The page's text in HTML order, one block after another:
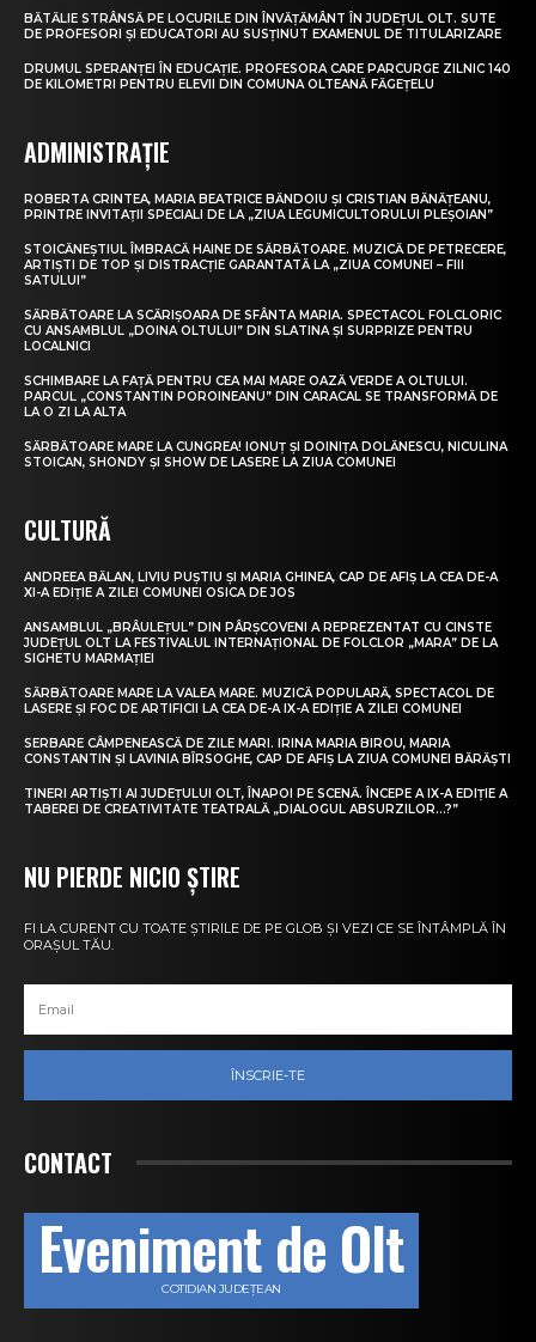
BĂTĂLIE STRÂNSĂ PE LOCURILE DIN ÎNVĂȚĂMÂNT ÎN JUDEȚUL OLT. SUTE
DE PROFESORI ȘI EDUCATORI AU SUSȚINUT EXAMENUL DE TITULARIZARE
DRUMUL SPERANȚEI ÎN EDUCAȚIE. PROFESORA CARE PARCURGE ZILNIC 140
DE KILOMETRI PENTRU ELEVII DIN COMUNA OLTEANĂ FĂGEȚELU
ADMINISTRAȚIE
ROBERTA CRINTEA, MARIA BEATRICE BĂNDOIU ȘI CRISTIAN BĂNĂȚEANU,
PRINTRE INVITAȚII SPECIALI DE LA „ZIUA LEGUMICULTORULUI PLEȘOIAN”
STOICĂNEȘTIUL ÎMBRACĂ HAINE DE SĂRBĂTOARE. MUZICĂ DE PETRECERE,
ARTIȘTI DE TOP ȘI DISTRACȚIE GARANTATĂ LA „ZIUA COMUNEI – FIII
SATULUI”
SĂRBĂTOARE LA SCĂRIȘOARA DE SFÂNTA MARIA. SPECTACOL FOLCLORIC
CU ANSAMBLUL „DOINA OLTULUI” DIN SLATINA ȘI SURPRIZE PENTRU
LOCALNICI
SCHIMBARE LA FAȚĂ PENTRU CEA MAI MARE OAZĂ VERDE A OLTULUI.
PARCUL „CONSTANTIN POROINEANU” DIN CARACAL SE TRANSFORMĂ DE
LA O ZI LA ALTA
SĂRBĂTOARE MARE LA CUNGREA! IONUȚ ȘI DOINIȚA DOLĂNESCU, NICULINA
STOICAN, SHONDY ȘI SHOW DE LASERE LA ZIUA COMUNEI
CULTURĂ
ANDREEA BĂLAN, LIVIU PUȘTIU ȘI MARIA GHINEA, CAP DE AFIȘ LA CEA DE-A
XI-A EDIȚIE A ZILEI COMUNEI OSICA DE JOS
ANSAMBLUL „BRÂULEȚUL” DIN PÂRȘCOVENI A REPREZENTAT CU CINSTE
JUDEȚUL OLT LA FESTIVALUL INTERNAȚIONAL DE FOLCLOR „MARA” DE LA
SIGHETU MARMAȚIEI
SĂRBĂTOARE MARE LA VALEA MARE. MUZICĂ POPULARĂ, SPECTACOL DE
LASERE ȘI FOC DE ARTIFICII LA CEA DE-A IX-A EDIȚIE A ZILEI COMUNEI
SERBARE CÂMPENEASCĂ DE ZILE MARI. IRINA MARIA BIROU, MARIA
CONSTANTIN ȘI LAVINIA BÎRSOGHE, CAP DE AFIȘ LA ZIUA COMUNEI BĂRĂȘTI
TINERI ARTIȘTI AI JUDEȚULUI OLT, ÎNAPOI PE SCENĂ. ÎNCEPE A IX-A EDIȚIE A
TABEREI DE CREATIVITATE TEATRALĂ „DIALOGUL ABSURZILOR…?”
NU PIERDE NICIO ȘTIRE
FI LA CURENT CU TOATE ȘTIRILE DE PE GLOB ȘI VEZI CE SE ÎNTÂMPLĂ ÎN
ORAȘUL TĂU.
ÎNSCRIE-TE
CONTACT
Eveniment de Olt
COTIDIAN JUDEȚEAN